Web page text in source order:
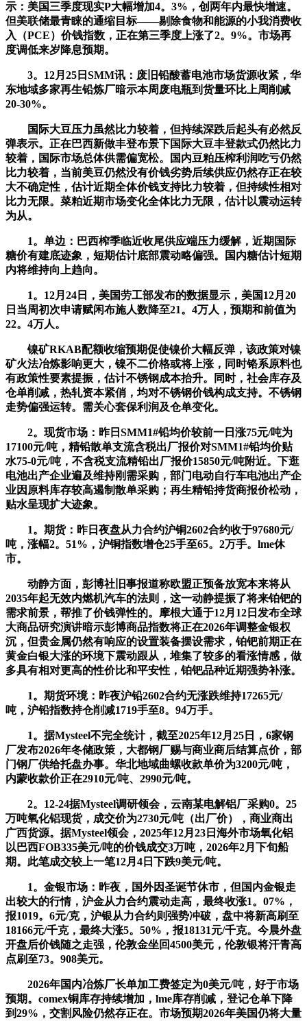
示：美国三季度现实P大幅增加4。3%，创两年内最快增速。
但美联储最青睐的通缩目标——剔除食物和能源的小我消费收
入（PCE）价钱指数，正在第三季度上涨了2。9%。市场再
度调低来岁降息预期。
3。12月25日SMM讯：废旧铅酸蓄电池市场货源收紧，华
东地域多家再生铅炼厂暗示本周废电瓶到货量环比上周削减
20-30%。
国际大豆压力虽然比力较着，但持续深跌后起头有必然反
弹表示。正在巴西新做丰登布景下国际大豆丰登款式仍然比力
较着，国际市场总体供需偏宽松。国内豆粕压榨利润吃亏仍然
比力较着，当前美豆仍然没有价钱劣势后续供应仍然存正在较
大不确定性，估计近期全体价钱支持比力较着，但持续性相对
比力无限。菜粕近期市场变化全体比力无限，估计以震动运转
为从。
1。单边：巴西榨季临近收尾供应端压力缓解，近期国际
糖价有建底迹象，短期估计底部震动略偏强。国内糖估计短期
内将维持向上趋向。
1。12月24日，美国劳工部发布的数据显示，美国12月20
日当周初次申请赋闲布施人数降至21。4万人，预期和前值为
22。4万人。
镍矿RKAB配额收缩预期促使镍价大幅反弹，该政策对镍
矿火法冶炼影响更大，镍不二价格或将上涨，同时铬系原料也
有政策性要素提振，估计不锈钢成本抬升。同时，社会库存及
仓单削减，热轧资本紧俏，均对不锈钢价钱构成支持。不锈钢
走势偏强运转。需关心套保利润及仓单变化。
2。现货市场：昨日SMM1#铅均价较前一日涨75元/吨为
17100元/吨，精铅散单支流含税出厂报价对SMM1#铅均价贴
水75-0元/吨，不含税支流精铅出厂报价15850元/吨附近。下逛
电池出产企业遍及维持刚需采购，部门电动自行车电池出产企
业因原料库存较高遏制散单采购；再生精铅持货商报价松动，
贴水呈现扩大迹象。
1。期货：昨日夜盘从力合约沪铜2602合约收于97680元/
吨，涨幅2。51%，沪铜指数增仓25手至65。2万手。lme休
市。
动静方面，彭博社旧事报道称欧盟正预备放宽本来将从
2035年起无效内燃机汽车的法则，这一动静提振了将来铂钯的
需求前景，帮推了价钱弹性的。摩根大通于12月12日发布全球
大商品研究演讲暗示彭博商品指数将正在2026年调整金银权
沉，但贵金属仍然有响应的设置装备摆设需求，铂钯前期正在
黄金白银大涨的环境下震动跟从，堆集了较多的看涨情感，做
多具有相对更高的性价比和平安性，铂钯品种近期强势补涨。
1。期货环境：昨夜沪铅2602合约无涨跌维持17265元/
吨，沪铅指数持仓削减1719手至8。94万手。
1。据Mysteel不完全统计，截至2025年12月25日，6家钢
厂发布2026年冬储政策，大都钢厂赐与商业商后结算点价，部
门钢厂供给托盘办事。华北地域曲螺收款单价为3200元/吨，
内蒙收款价正在2910元/吨、2990元/吨。
2。12-24据Mysteel调研领会，云南某电解铝厂采购0。25
万吨氧化铝现货，成交价为2730元/吨（出厂价），商业商出
广西货源。据Mysteel领会，2025年12月23日海外市场氧化铝
以巴西FOB335美元/吨的价钱成交3万吨，2026年2月下旬船
期。此笔成交较上一笔12月4日下跌9美元/吨。
1。金银市场：昨夜，国外因圣诞节休市，但国内金银走
出较大的行情，沪金从力合约震动走高，最终收涨1。07%，
报1019。6元/克，沪银从力合约则强势冲破，盘中将新高刷至
18166元/千克，最终大涨5。50%，报18131元/千克。今晨外盘
开盘后价钱随之走强，伦敦金坐回4500美元，伦敦银将汗青高
点刷至73。908美元。
2026年国内冶炼厂长单加工费签定为0美元/吨，好于市场
预期。comex铜库存持续增加，lme库存削减，登记仓单下降
到29%，交割风险仍然存正在。市场预期2026年美国仍将大量